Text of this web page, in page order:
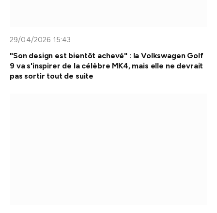
29/04/2026 15:43
"Son design est bientôt achevé" : la Volkswagen Golf
9 va s'inspirer de la célèbre MK4, mais elle ne devrait
pas sortir tout de suite